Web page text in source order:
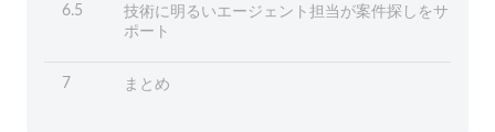
6.5
技術に明るいエージェント担当が案件探しをサ
ポート
7 まとめ